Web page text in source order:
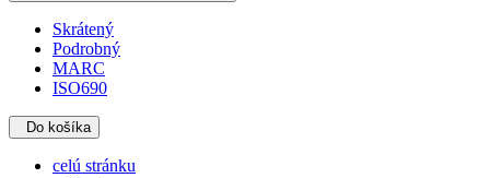
Skrátený
Podrobný
MARC
ISO690
Do košíka
celú stránku